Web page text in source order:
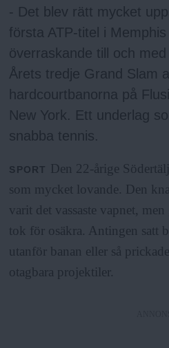
- Det blev rätt mycket
första ATP-titel i
överraskande till och
Årets tredje Grand Slam
hardcourtbanorna på
New York. Ett underlag
snabba tennis.
SPORT
Den 22-årige
som mycket lovande. Den
varit det vassaste vapnet,
tok för osäkra. Antingen satt
utanför banan eller så
otagbara projektiler.